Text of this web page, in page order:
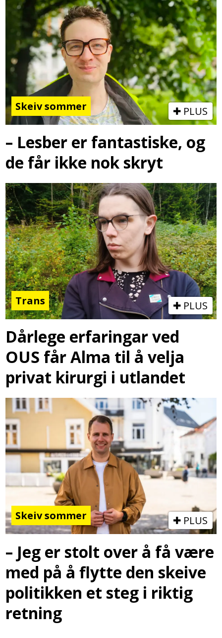
Skeiv sommer PLUS
– Lesber er fantastiske, og
de får ikke nok skryt
Trans PLUS
Dårlege erfaringar ved
OUS får Alma til å velja
privat kirurgi i utlandet
Skeiv sommer PLUS
– Jeg er stolt over å få være
med på å flytte den skeive
politikken et steg i riktig
retning